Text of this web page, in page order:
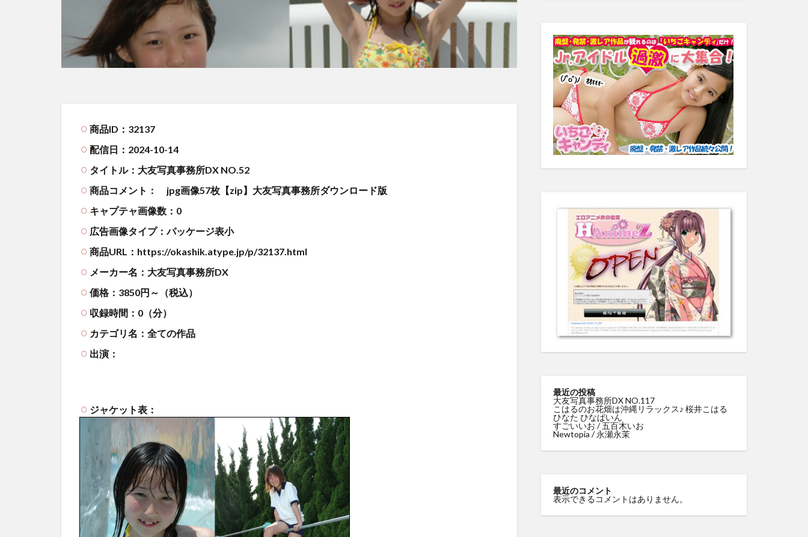
商品ID：32137
配信日：2024-10-14
タイトル：大友写真事務所DX NO.52
商品コメント：
jpg画像57枚【zip】大友写真事務所ダウンロード版
キャプテャ画像数：0
広告画像タイプ：パッケージ表小
商品URL：https://okashik.atype.jp/p/32137.html
メーカー名：大友写真事務所DX
価格：3850円～（税込）
収録時間：0（分）
カテゴリ名：全ての作品
出演：
ジャケット表：
最近の投稿
大友写真事務所DX NO.117
こはるのお花畑は沖縄リラックス♪ 桜井こはる
ひなた ひなぱいん
すごいいお / 五百木いお
Newtopia / 永瀬永茉
最近のコメント
表示できるコメントはありません。